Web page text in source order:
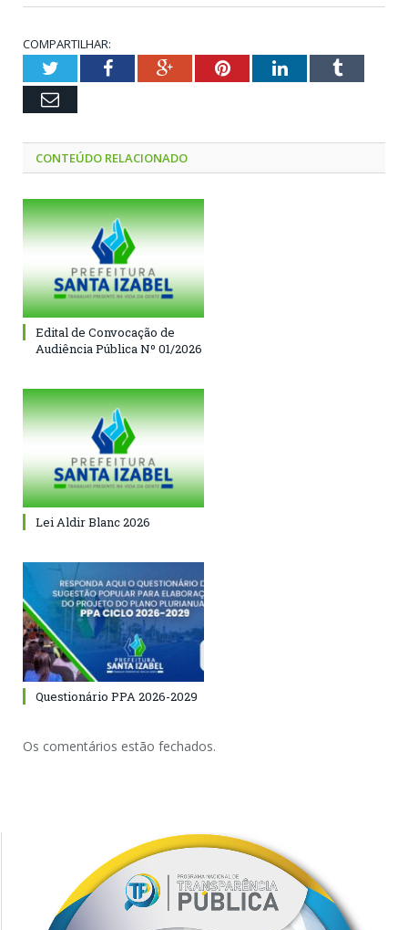
COMPARTILHAR:
TwitterFacebookGoogle+PinterestLinkedInTumblr
Email
CONTEÚDO RELACIONADO
Edital de Convocação de
Audiência Pública Nº 01/2026
Lei Aldir Blanc 2026
Questionário PPA 2026-2029
Os comentários estão fechados.